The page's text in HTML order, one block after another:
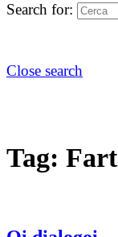
Search for:
Close search
Tag: Fart